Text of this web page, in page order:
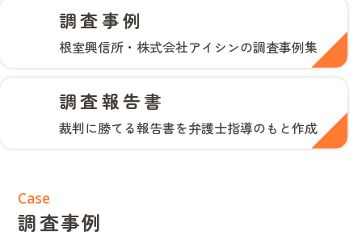
調査事例
根室興信所・株式会社アイシンの調査事例集
調査報告書
裁判に勝てる報告書を弁護士指導のもと作成
Case
調査事例